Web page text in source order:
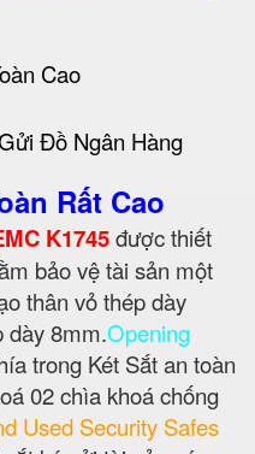
Rất Cao
K1745được thiết
bảo vệ tài sản một
thân vỏ thép dày
dày 8mm.Opening
trong Két Sắt an toàn
02 chìa khoá chống
Used Security Safes